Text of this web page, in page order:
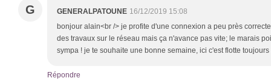
G GENERALPATOUNE 16/12/2019 15:08
bonjour alain<br /> je profite d'une connexion a peu près
des travaux sur le réseau mais ça n'avance pas vite; le marais
sympa ! je te souhaite une bonne semaine, ici c'est flotte toujours
Répondre